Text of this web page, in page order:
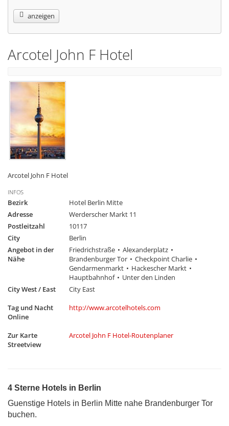
anzeigen
Arcotel John F Hotel
Arcotel John F Hotel
INFOS
Bezirk
Hotel Berlin Mitte
Adresse
Werderscher Markt 11
Postleitzahl
10117
City
Berlin
Angebot in der
Nähe
Friedrichstraße
Alexanderplatz
Brandenburger Tor
Checkpoint Charlie
Gendarmenmarkt
Hackescher Markt
Hauptbahnhof
Unter den Linden
City West / East
City East
Tag und Nacht
Online
http://www.arcotelhotels.com
Zur Karte
Streetview
Arcotel John F Hotel-Routenplaner
4 Sterne Hotels in Berlin
Guenstige Hotels in Berlin Mitte nahe Brandenburger Tor
buchen.